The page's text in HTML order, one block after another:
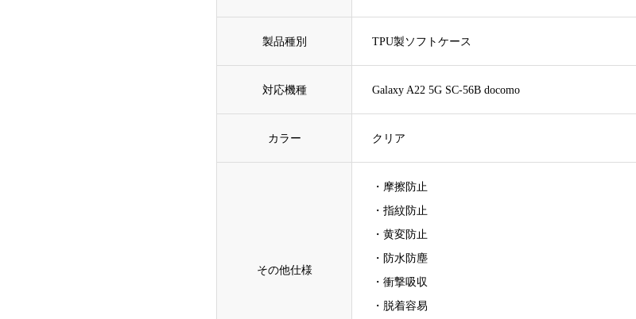
製品種別 TPU製ソフトケース
対応機種 Galaxy A22 5G SC-56B docomo
カラー クリア
その他仕様
・摩擦防止
・指紋防止
・黄変防止
・防水防塵
・衝撃吸収
・脱着容易